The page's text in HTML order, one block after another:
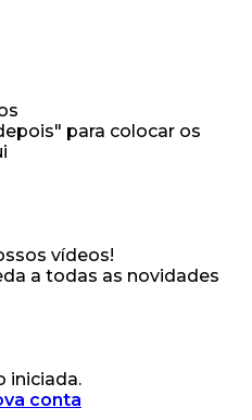
para colocar os
vídeos!
a todas as novidades
iniciada.
conta